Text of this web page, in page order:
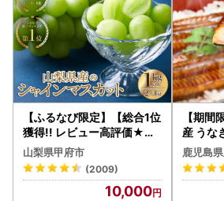
【ふるなび限定】【総合1位
獲得!! レビュー高評価★】
〈2026年度配送分〉山梨
県産 シャインマスカット 2
～3房（1.0kg以上）シャイ
ン フルーツ FN-Limited-S
山梨県甲府市
(2009)
10,000
【期間
産 うな
）
うなぎ
鹿児島